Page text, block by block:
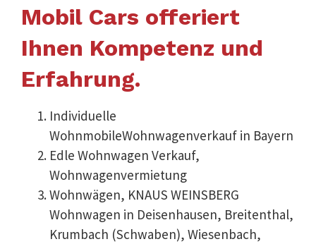
Mobil Cars offeriert
Ihnen Kompetenz und
Erfahrung.
Individuelle
WohnmobileWohnwagenverkauf in Bayern
Edle Wohnwagen Verkauf,
Wohnwagenvermietung
Wohnwägen, KNAUS WEINSBERG
Wohnwagen in Deisenhausen, Breitenthal,
Krumbach (Schwaben), Wiesenbach,